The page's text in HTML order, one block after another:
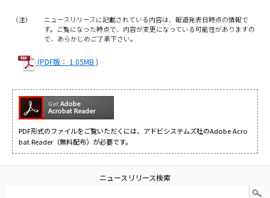
（注）
ニュースリリースに記載されている内容は、報道発表日時点の情報で
す。ご覧になった時点で、内容が変更になっている可能性がありますの
で、あらかじめご了承下さい。
(PDF版： 1.05MB )
PDF形式のファイルをご覧いただくには、アドビシステムズ社のAdobe Acro
bat Reader（無料配布）が必要です。
ニュースリリース検索